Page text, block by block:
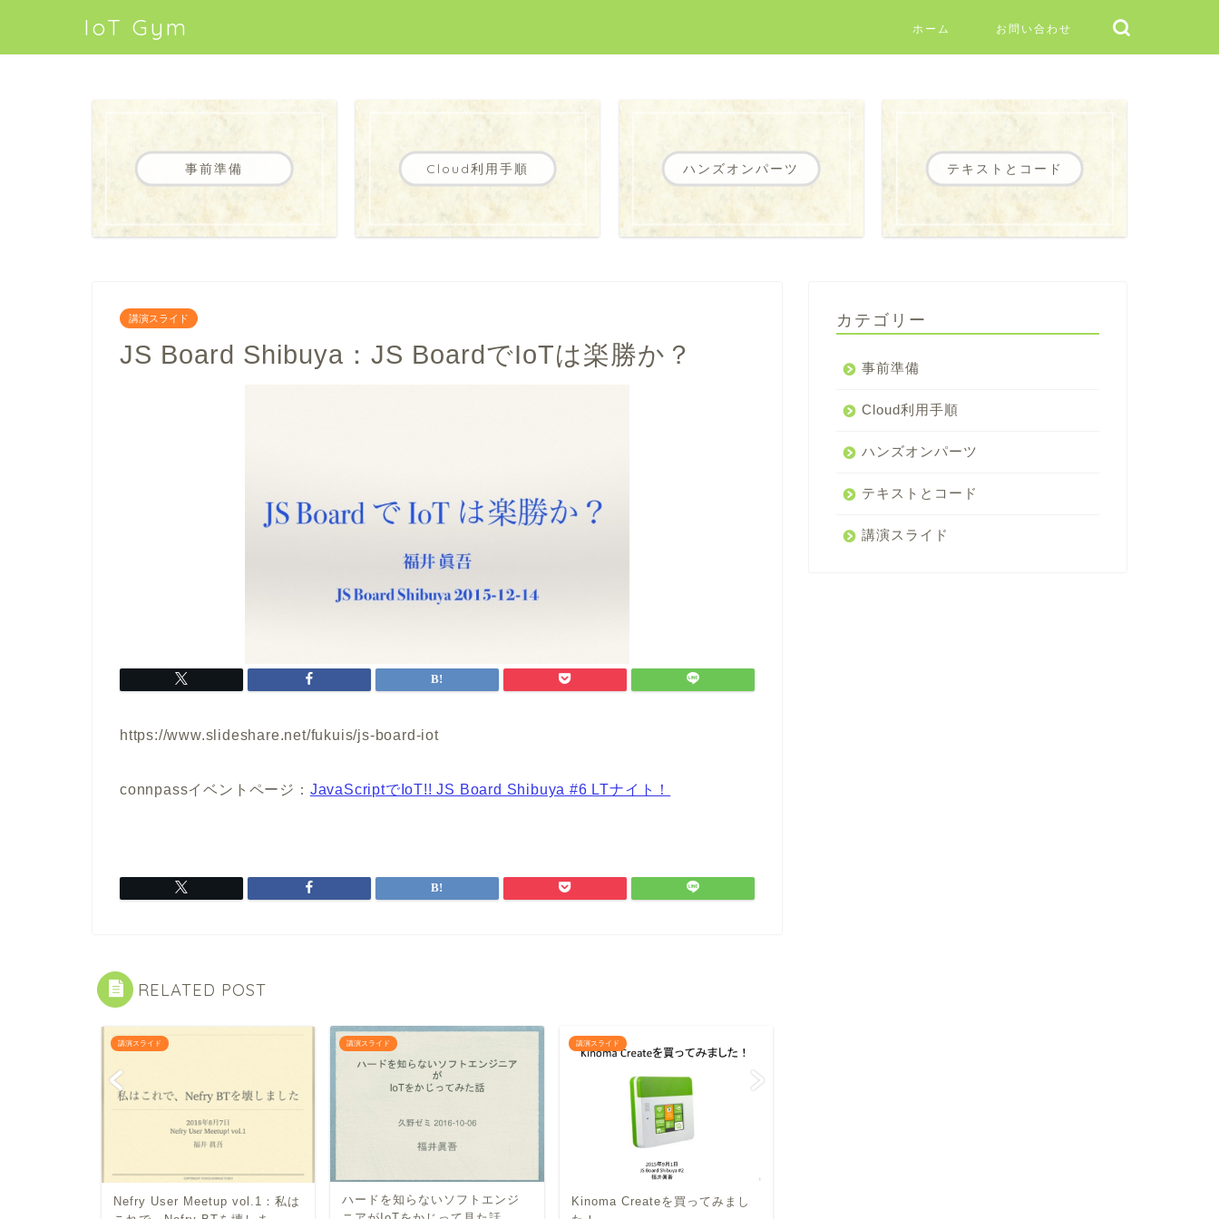
IoT Gym ホーム お問い合わせ
事前準備 Cloud利用手順 ハンズオンパーツ テキストとコード
講演スライド
JS Board Shibuya：JS BoardでIoTは楽勝か？
https://www.slideshare.net/fukuis/js-board-iot
connpassイベントページ： JavaScriptでIoT!! JS Board Shibuya #6 LTナイト！
RELATED POST
講演スライド
Nefry User Meetup vol.1：私は
講演スライド
ハードを知らないソフトエンジ
講演スライド
Kinoma Createを買ってみまし
カテゴリー
事前準備
Cloud利用手順
ハンズオンパーツ
テキストとコード
講演スライド